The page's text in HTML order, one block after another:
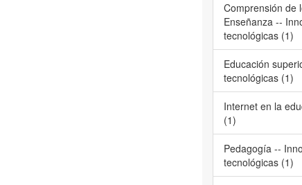
Comprensión de
Enseñanza --
tecnológicas (1)
Educación
tecnológicas (1)
Internet en la
(1)
Pedagogía --
tecnológicas (1)